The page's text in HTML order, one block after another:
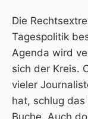
Die
Tagespolitik
Agenda wird
sich der Kreis.
vieler
hat, schlug
Buche. Auch